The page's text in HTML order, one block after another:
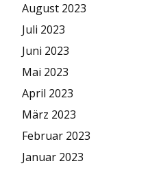
August 2023
Juli 2023
Juni 2023
Mai 2023
April 2023
März 2023
Februar 2023
Januar 2023